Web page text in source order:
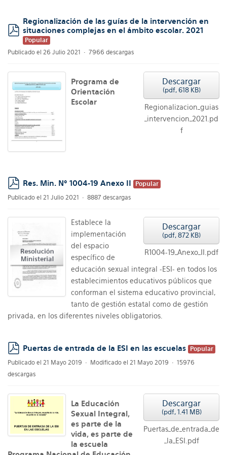
pdf
Regionalización de las guías de la intervención en
situaciones complejas en el ámbito escolar. 2021
Popular
Publicado el 26 Julio 2021
7966 descargas
Descargar
(pdf, 618 KB)
Regionalizacion_guias
_intervencion_2021.pd
f
Programa de
Orientación
Escolar
pdf
Res. Min. Nº 1004-19 Anexo II
Popular
Publicado el 21 Julio 2021
8887 descargas
Descargar
(pdf, 872 KB)
R1004-19_Anexo_II.pdf
Establece la
implementación
del espacio
específico de
educación sexual integral -ESI- en todos los
establecimientos educativos públicos que
conforman el sistema educativo provincial,
tanto de gestión estatal como de gestión
privada, en los diferentes niveles obligatorios.
pdf
Puertas de entrada de la ESI en las escuelas
Popular
Publicado el 21 Mayo 2019
Modificado el 21 Mayo 2019
15976
descargas
Descargar
(pdf, 1.41 MB)
Puertas_de_entrada_de
_la_ESI.pdf
La Educación
Sexual Integral,
es parte de la
vida, es parte de
la escuela